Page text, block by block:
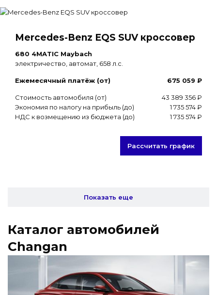
Mercedes-Benz EQS SUV кроссовер
680 4MATIC Maybach
электричество, автомат, 658 л.с.
Ежемесячный платёж (от) 675 059 ₽
Стоимость автомобиля (от)
43 389 356 ₽
Экономия по налогу на прибыль (до)
1 735 574 ₽
НДС к возмещению из бюджета (до)
1 735 574 ₽
Рассчитать график
Показать еще
Каталог автомобилей
Changan